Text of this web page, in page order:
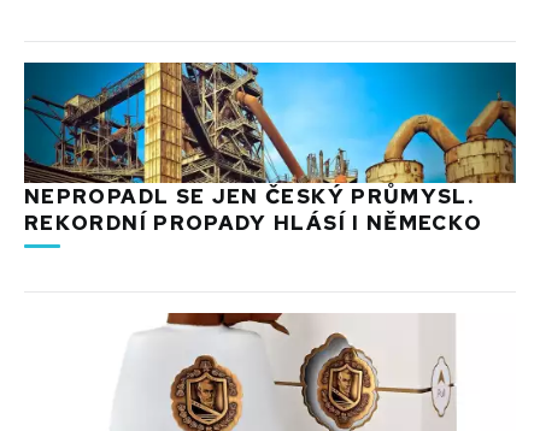
NEPROPADL SE JEN ČESKÝ PRŮMYSL.
REKORDNÍ PROPADY HLÁSÍ I NĚMECKO